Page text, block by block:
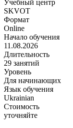
Учебный центр
SKVOT
Формат
Online
Начало обучения
11.08.2026
Длительность
29 занятий
Уровень
Для начинающих
Язык обучения
Ukrainian
Стоимость
уточняйте